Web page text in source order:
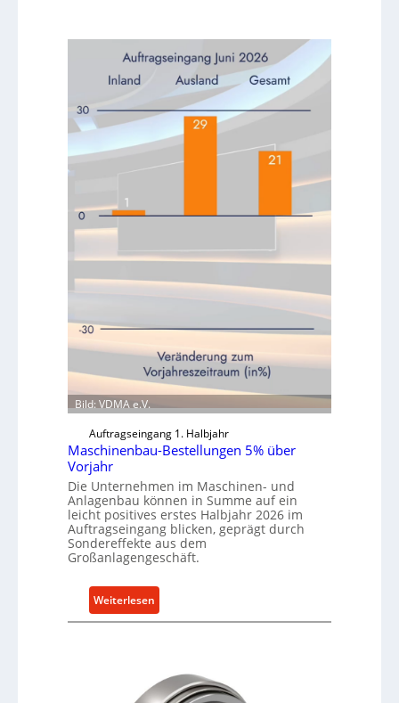
Bild: VDMA e.V.
Auftragseingang 1. Halbjahr
Maschinenbau-Bestellungen 5% über
Vorjahr
Die Unternehmen im Maschinen- und
Anlagenbau können in Summe auf ein
leicht positives erstes Halbjahr 2026 im
Auftragseingang blicken, geprägt durch
Sondereffekte aus dem
Großanlagengeschäft.
Weiterlesen
M
h